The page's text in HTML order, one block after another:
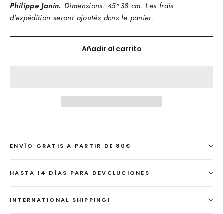
Philippe Janin. Dimensions: 45*38 cm.Les frais
d'expédition seront ajoutés dans le panier.
Añadir al carrito
ENVÍO GRATIS A PARTIR DE 80€
HASTA 14 DÍAS PARA DEVOLUCIONES
INTERNATIONAL SHIPPING!